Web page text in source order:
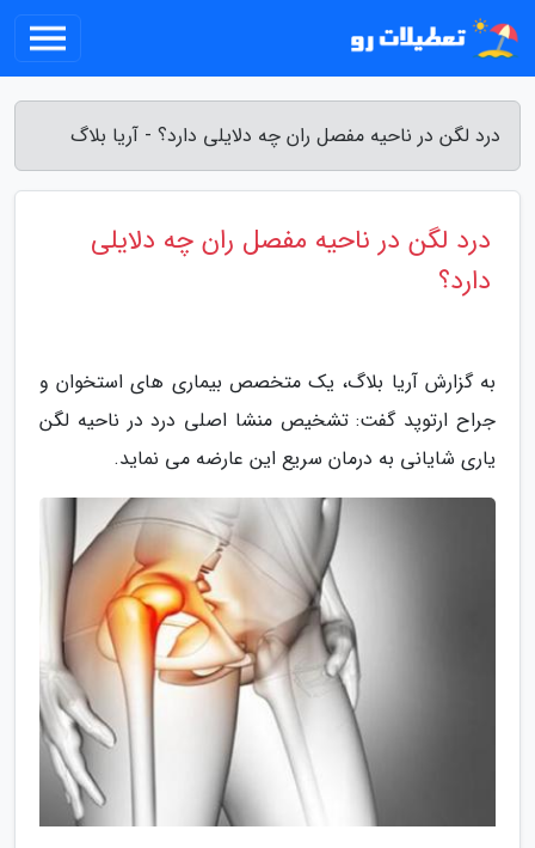
درد لگن در ناحیه مفصل ران چه دلایلی دارد؟ - آریا بلاگ
درد لگن در ناحیه مفصل ران چه دلایلی
دارد؟
به گزارش آریا بلاگ، یک متخصص بیماری های استخوان و
جراح ارتوپد گفت: تشخیص منشا اصلی درد در ناحیه لگن
یاری شایانی به درمان سریع این عارضه می نماید.